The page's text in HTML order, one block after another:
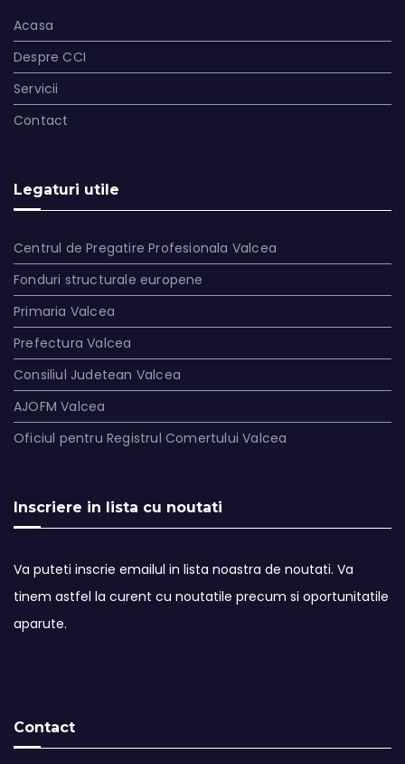
Acasa
Despre CCI
Servicii
Contact
Legaturi utile
Centrul de Pregatire Profesionala Valcea
Fonduri structurale europene
Primaria Valcea
Prefectura Valcea
Consiliul Judetean Valcea
AJOFM Valcea
Oficiul pentru Registrul Comertului Valcea
Inscriere in lista cu noutati
Va puteti inscrie emailul in lista noastra de noutati. Va
tinem astfel la curent cu noutatile precum si oportunitatile
aparute.
Contact